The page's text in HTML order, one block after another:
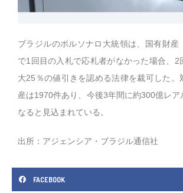
ブラジルのボルソナロ大統領は、国有財産
で1回目の入札で応札者がなかった場合、2
大25％の値引きを認める法律を裁可した。
産は1970件あり、今後3年間に約300億レア
なると見込まれている。
出所：アジェンシア・ブラジル通信社
FACEBOOK